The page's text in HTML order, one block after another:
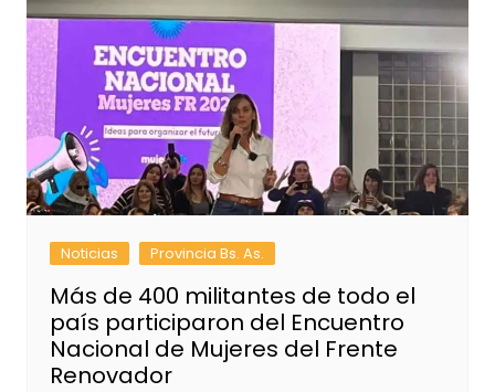
Noticias Provincia Bs. As.
Más de 400 militantes de todo el
país participaron del Encuentro
Nacional de Mujeres del Frente
Renovador